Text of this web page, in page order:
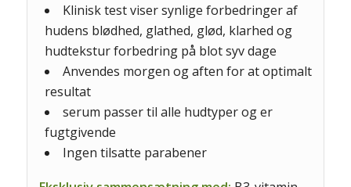
Klinisk test viser synlige forbedringer af
hudens blødhed, glathed, glød, klarhed og
hudtekstur forbedring på blot syv dage
Anvendes morgen og aften for at optimalt
resultat
serum passer til alle hudtyper og er
fugtgivende
Ingen tilsatte parabener